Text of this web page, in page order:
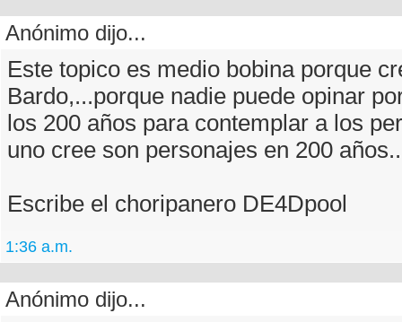
Anónimo dijo...
Este topico es medio bobina porque
Bardo,...porque nadie puede opinar
los 200 años para contemplar a los
uno cree son personajes en 200
Escribe el choripanero DE4Dpool
1:36 a.m.
Anónimo dijo...